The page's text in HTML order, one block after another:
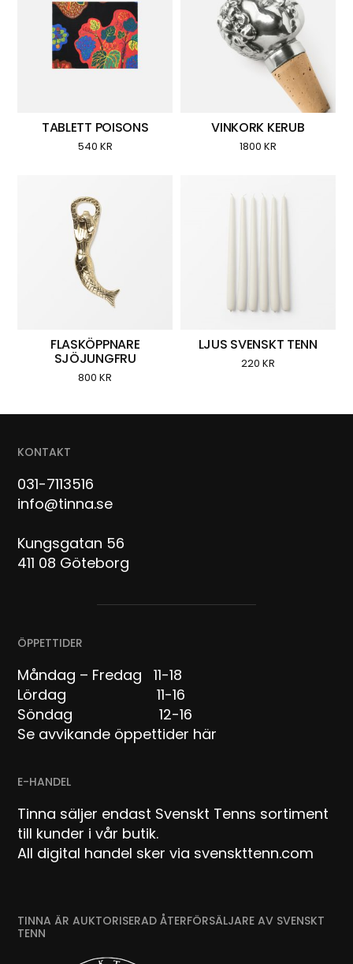
TABLETT POISONS
540 KR
VINKORK KERUB
1800 KR
FLASKÖPPNARE
SJÖJUNGFRU
800KR
LJUS SVENSKT TENN
220 KR
KONTAKT
031-7113516
info@tinna.se
Kungsgatan 56
411 08 Göteborg
ÖPPETTIDER
Måndag – Fredag 11-18
Lördag 11-16
Söndag 12-16
Se avvikande öppettider här
E-HANDEL
Tinna säljer endast Svenskt Tenns sortiment
till kunder i vår butik.
All digital handel sker via svenskttenn.com
TINNA ÄR AUKTORISERAD ÅTERFÖRSÄLJARE AV SVENSKT
TENN